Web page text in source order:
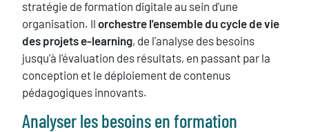
stratégie de formation digitale au sein d'une
organisation. Il orchestre l'ensemble du cycle de vie
des projets e-learning, de l'analyse des besoins
jusqu'à l'évaluation des résultats, en passant par la
conception et le déploiement de contenus
pédagogiques innovants.
Analyser les besoins en formation